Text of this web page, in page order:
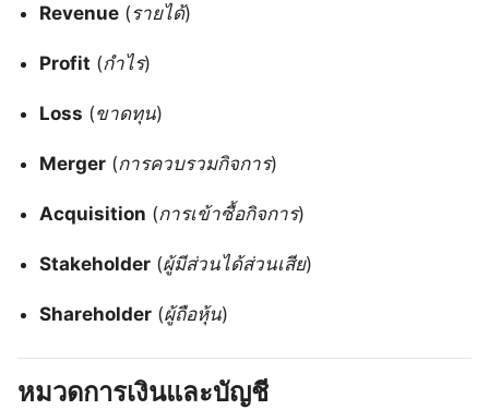
Revenue (รายได้)
Profit (กำไร)
Loss (ขาดทุน)
Merger (การควบรวมกิจการ)
Acquisition (การเข้าซื้อกิจการ)
Stakeholder (ผู้มีส่วนได้ส่วนเสีย)
Shareholder (ผู้ถือหุ้น)
หมวดการเงินและบัญชี